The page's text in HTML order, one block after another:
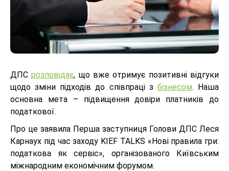
ДПСрозповідає, що вже отримує позитивні відгуки
щодо зміни підходів до співпраці з бізнесом. Наша
основна мета – підвищення довіри платників до
податкової.
Про це заявила Перша заступниця Голови ДПС Леся
Карнаух під час заходу KIEF TALKS «Нові правила гри:
податкова як сервіс», організованого Київським
міжнародним економічним форумом.